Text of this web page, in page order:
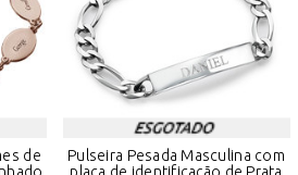
de
Pulseira Pesada Masculina com